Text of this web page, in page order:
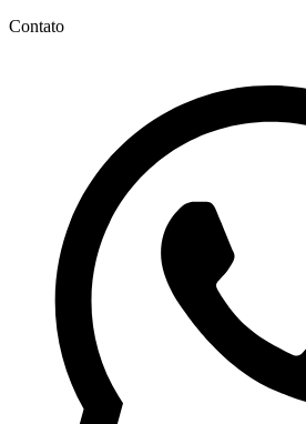
Contato